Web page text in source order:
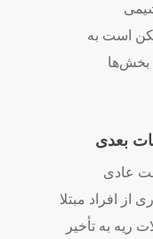
است به
بخش‌ها
بعدی
عادی
از افراد مبتلا
ریه به تأخیر